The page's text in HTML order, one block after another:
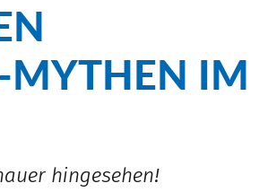
R
IM T
hingesehen!